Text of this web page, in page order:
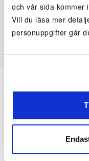
och vår sida kommer
Vill du läsa mer
personuppgifter går
Inte
igång